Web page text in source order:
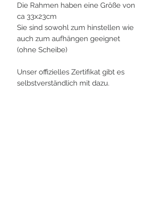
Die Rahmen haben eine Größe von
ca 33x23cm
Sie sind sowohl zum hinstellen wie
auch zum aufhängen geeignet
(ohne Scheibe)
Unser offizielles Zertifikat gibt es
selbstverständlich mit dazu.